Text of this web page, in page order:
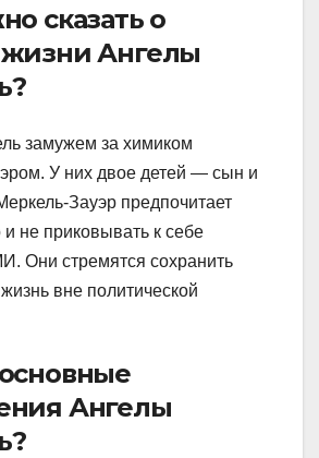
сказать о
Ангелы
замужем за химиком
У них двое детей — сын и
Зауэр предпочитает
не приковывать к себе
Они стремятся сохранить
вне политической
Ангелы